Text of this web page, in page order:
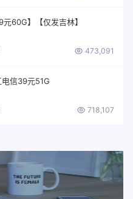
60G】【仅发吉林】
473,091
电信39元51G
718,107